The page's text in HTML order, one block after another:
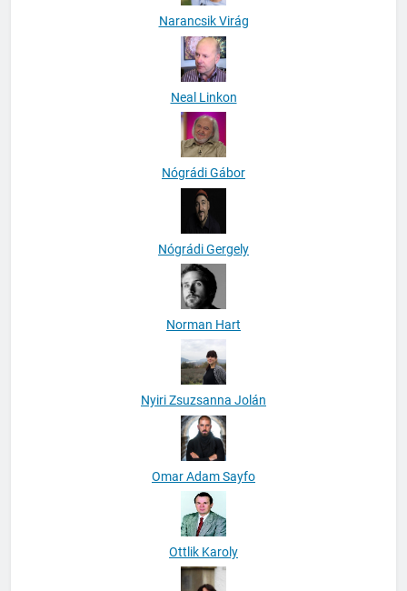
Narancsik Virág
Neal Linkon
Nógrádi Gábor
Nógrádi Gergely
Norman Hart
Nyiri Zsuzsanna Jolán
Omar Adam Sayfo
Ottlik Karoly